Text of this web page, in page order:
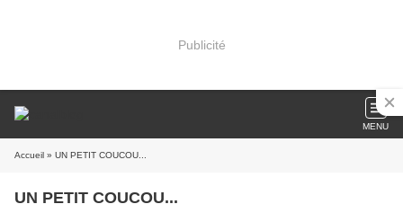
Publicité
MENU
Accueil » UN PETIT COUCOU...
UN PETIT COUCOU...